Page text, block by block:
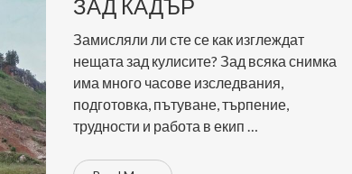
ЗАД КАДЪР
Замисляли ли сте се как изглеждат
нещата зад кулисите? Зад всяка снимка
има много часове изследвания,
подготовка, пътуване, търпение,
трудности и работа в екип …